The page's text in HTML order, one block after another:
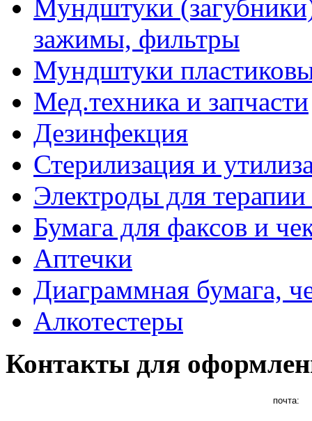
Мундштуки
зажимы, фильтры
Мундштуки
Мед.техника и запчасти
Дезинфекция
Стерилизация и
Электроды для
Бумага для факсов и
Аптечки
Диаграммная бумага,
Алкотестеры
Контакты для
почта: